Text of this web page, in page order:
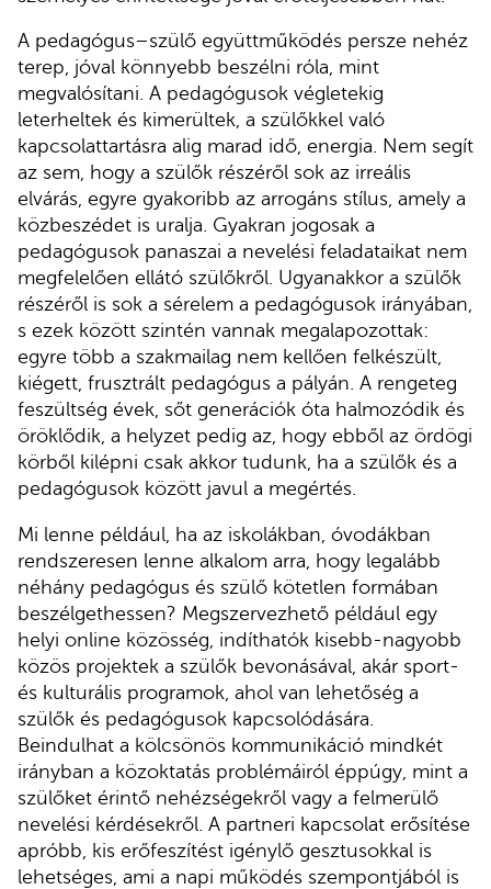
A pedagógus–szülő együttműködés persze nehéz
terep, jóval könnyebb beszélni róla, mint
megvalósítani. A pedagógusok végletekig
leterheltek és kimerültek, a szülőkkel való
kapcsolattartásra alig marad idő, energia. Nem segít
az sem, hogy a szülők részéről sok az irreális
elvárás, egyre gyakoribb az arrogáns stílus, amely a
közbeszédet is uralja. Gyakran jogosak a
pedagógusok panaszai a nevelési feladataikat nem
megfelelően ellátó szülőkről. Ugyanakkor a szülők
részéről is sok a sérelem a pedagógusok irányában,
s ezek között szintén vannak megalapozottak:
egyre több a szakmailag nem kellően felkészült,
kiégett, frusztrált pedagógus a pályán. A rengeteg
feszültség évek, sőt generációk óta halmozódik és
öröklődik, a helyzet pedig az, hogy ebből az ördögi
körből kilépni csak akkor tudunk, ha a szülők és a
pedagógusok között javul a megértés.
Mi lenne például, ha az iskolákban, óvodákban
rendszeresen lenne alkalom arra, hogy legalább
néhány pedagógus és szülő kötetlen formában
beszélgethessen? Megszervezhető például egy
helyi online közösség, indíthatók kisebb-nagyobb
közös projektek a szülők bevonásával, akár sport-
és kulturális programok, ahol van lehetőség a
szülők és pedagógusok kapcsolódására.
Beindulhat a kölcsönös kommunikáció mindkét
irányban a közoktatás problémáiról éppúgy, mint a
szülőket érintő nehézségekről vagy a felmerülő
nevelési kérdésekről. A partneri kapcsolat erősítése
apróbb, kis erőfeszítést igénylő gesztusokkal is
lehetséges, ami a napi működés szempontjából is